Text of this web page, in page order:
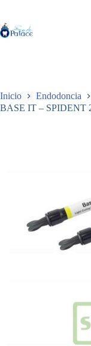
contenido
Inicio Endodoncia
BASE IT – SPIDENT